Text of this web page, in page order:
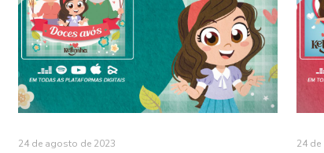
24 de agosto de 2023 24